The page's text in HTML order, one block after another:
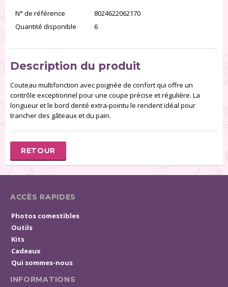
N° de référence
8024622062170
Quantité disponible
6
Description du produit
Couteau multifonction avec poignée de confort qui offre un
contrôle exceptionnel pour une coupe précise et régulière. La
longueur et le bord denté extra-pointu le rendent idéal pour
trancher des gâteaux et du pain.
RETOUR
ACCÈS RAPIDES
Photos comestibles
Outils
Kits
Cadeaux
Qui sommes-nous
INFORMATIONS